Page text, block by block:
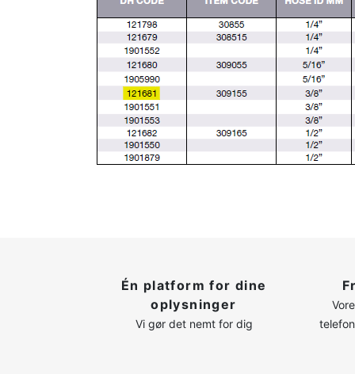
Én platform for dine
oplysninger
Vi gør det nemt for dig